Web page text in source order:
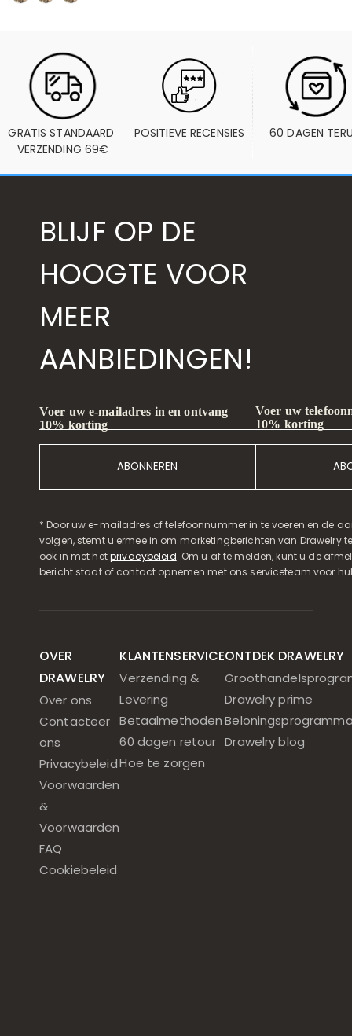
GRATIS STANDAARD
VERZENDING 69€
POSITIEVE RECENSIES 60 DAGEN
BLIJF OP DE
HOOGTE VOOR
MEER
AANBIEDINGEN!
Voer uw e-mailadres in en ontvang
10% korting
ABONNEREN
Voer uw
10% korting
* Door uw e-mailadres of telefoonnummer in te voeren en de
volgen, stemt u ermee in om marketingberichten van Drawelry
ook in met hetprivacybeleid. Om u af te melden, kunt u de
bericht staat of contact opnemen met ons serviceteam voor
OVER
DRAWELRY
Over ons
Contacteer
ons
Privacybeleid
Voorwaarden
&
Voorwaarden
FAQ
Cookiebeleid
KLANTENSERVICE
Verzending &
Levering
Betaalmethoden
60 dagen retour
Hoe te zorgen
ONTDEK DRAWELRY
Drawelry prime
Drawelry blog